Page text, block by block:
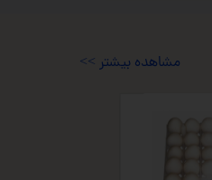
<< مشاهده بیشتر